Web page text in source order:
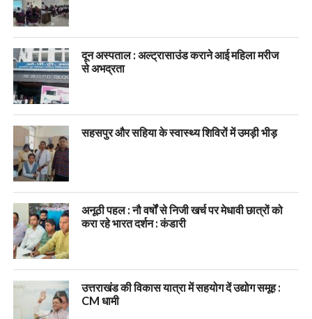
दून अस्पताल : अल्ट्रासाउंड कराने आई महिला मरीज
से अभद्रता
सहसपुर और सहिया के स्वास्थ्य शिविरों में उमड़ी भीड़
अनूठी पहल : नौ वर्षों से निजी खर्च पर मेधावी छात्रों को
करा रहे भारत दर्शन : कंडारी
उत्तराखंड की विकास यात्रा में सहयोग दें उद्योग समूह :
CM धामी